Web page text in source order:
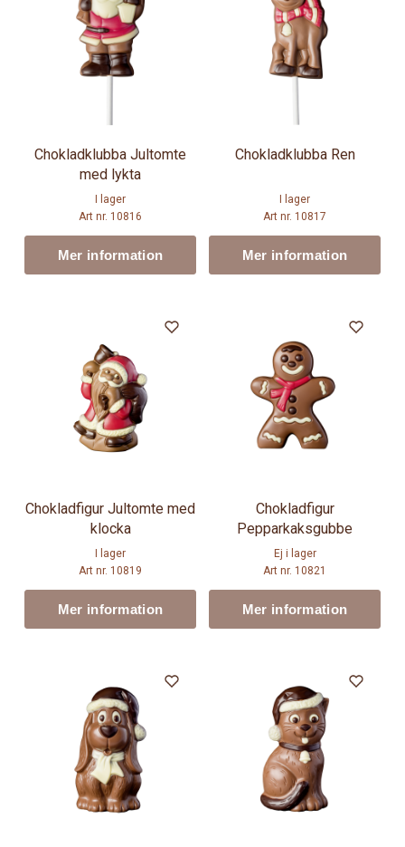
Chokladklubba Jultomte
med lykta
I lager
Art nr. 10816
Mer information
Chokladklubba Ren
I lager
Art nr. 10817
Mer information
Chokladfigur Jultomte med
klocka
I lager
Art nr. 10819
Mer information
Chokladfigur
Pepparkaksgubbe
Ej i lager
Art nr. 10821
Mer information